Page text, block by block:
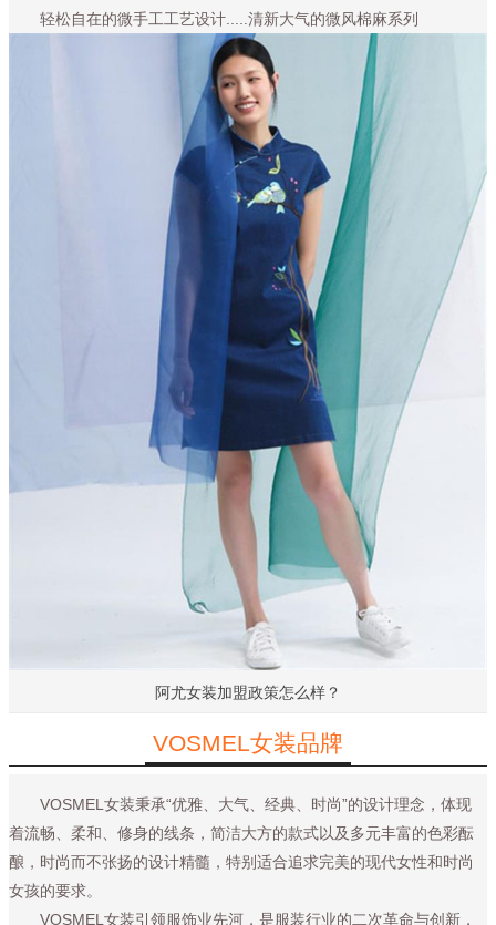
轻松自在的微手工工艺设计.....清新大气的微风棉麻系列
阿尤女装加盟政策怎么样？
VOSMEL女装品牌
VOSMEL女装秉承“优雅、大气、经典、时尚”的设计理念，体现
着流畅、柔和、修身的线条，简洁大方的款式以及多元丰富的色彩酝
酿，时尚而不张扬的设计精髓，特别适合追求完美的现代女性和时尚
女孩的要求。
VOSMEL女装引领服饰业先河，是服装行业的二次革命与创新，